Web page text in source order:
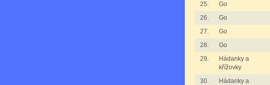
25.
Go
26.
Go
27.
Go
28.
Go
29.
Hádanky a
křížovky
30.
Hádanky a